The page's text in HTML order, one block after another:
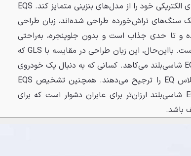
، تصمیم گرفت خودروهای الکتریکی خود را از مدل‌های بنزینی متمایز کند. EQS
تراش‌خورده طراحی شده‌اند، زبان طراحی
و تا حدی جذاب است و بدون جلوپنجره، به‌راحتی
به‌عنوان یک خودروی الکتریکی قابل‌شناسایی است. بااین‌حال، این زبان طراحی در مقایسه با GLS که
ظاهری قدرتمند و جسور دارد، کمی از ابهت EQS شاسی‌بلند می‌کاهد. کسانی که به دنبال یک خودروی
الکتریکی با ابهت بیشتر هستند، احتمالاً G کلاس EQ را ترجیح می‌دهند. همچنین تشخیص EQS
شاسی‌بلند با قیمت پایه 105,250 دلار از EQE شاسی‌بلند ارزان‌تر برای عابران دشوار است که برای
باشد.